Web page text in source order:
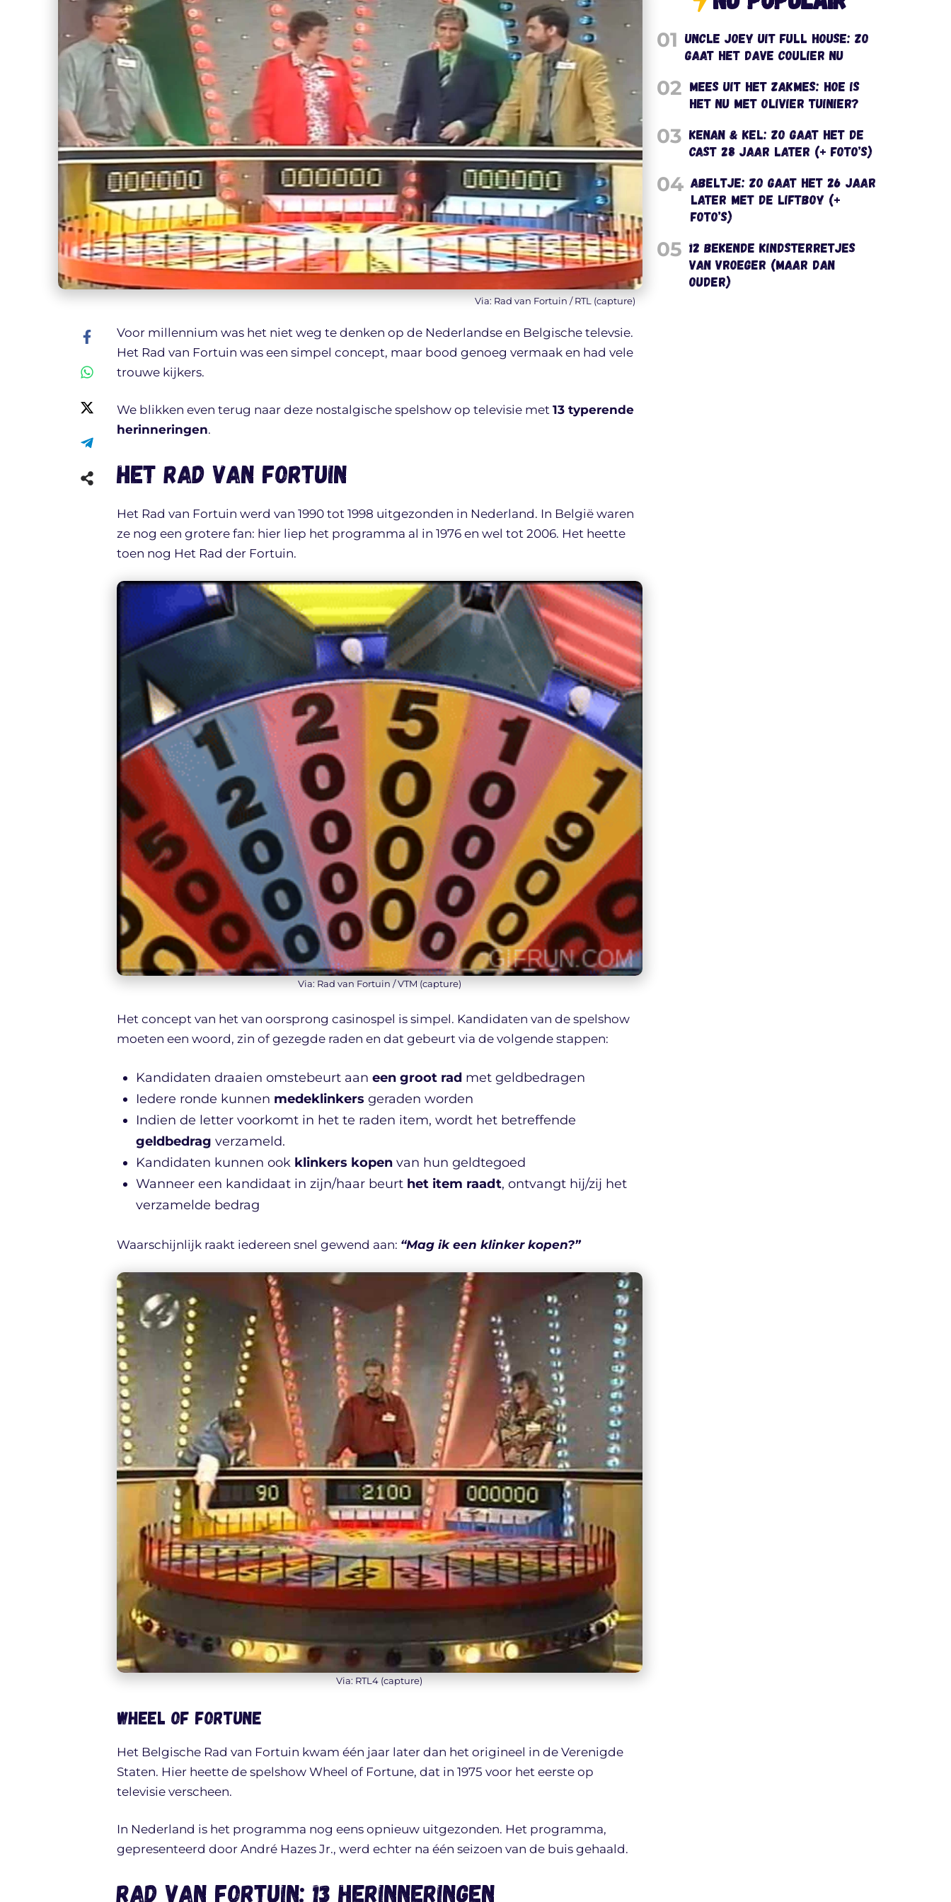
Via: Rad van Fortuin / RTL (capture)
Voor millennium was het niet weg te denken op de Nederlandse en Belgische televsie.
Het Rad van Fortuin was een simpel concept, maar bood genoeg vermaak en had vele
trouwe kijkers.
We blikken even terug naar deze nostalgische spelshow op televisie met 13 typerende
herinneringen.
Het rad van Fortuin
Het Rad van Fortuin werd van 1990 tot 1998 uitgezonden in Nederland. In België waren
ze nog een grotere fan: hier liep het programma al in 1976 en wel tot 2006. Het heette
toen nog Het Rad der Fortuin.
Via: Rad van Fortuin / VTM (capture)
Het concept van het van oorsprong casinospel is simpel. Kandidaten van de spelshow
moeten een woord, zin of gezegde raden en dat gebeurt via de volgende stappen:
Kandidaten draaien omstebeurt aan een groot radmet geldbedragen
Iedere ronde kunnen medeklinkers geraden worden
Indien de letter voorkomt in het te raden item, wordt het betreffende
geldbedrag verzameld.
Kandidaten kunnen ook klinkers kopenvan hun geldtegoed
Wanneer een kandidaat in zijn/haar beurt het item raadt, ontvangt hij/zij het
verzamelde bedrag
Waarschijnlijk raakt iedereen snel gewend aan: “Mag ik een klinker kopen?”
Via: RTL4 (capture)
Wheel of Fortune
Het Belgische Rad van Fortuin kwam één jaar later dan het origineel in de Verenigde
Staten. Hier heette de spelshow Wheel of Fortune, dat in 1975 voor het eerste op
televisie verscheen.
In Nederland is het programma nog eens opnieuw uitgezonden. Het programma,
gepresenteerd door André Hazes Jr., werd echter na één seizoen van de buis gehaald.
Rad van Fortuin: 13 herinneringen
01 Uncle Joey uit Full House: zo
gaat het Dave Coulier nu
02 Mees uit het Zakmes: hoe is
het nu met Olivier Tuinier?
03 Kenan & Kel: zo gaat het de
cast 28 jaar later (+ foto’s)
04 Abeltje: zo gaat het 26 jaar
later met de liftboy (+
foto’s)
05 12 bekende kindsterretjes
van vroeger (maar dan
ouder)